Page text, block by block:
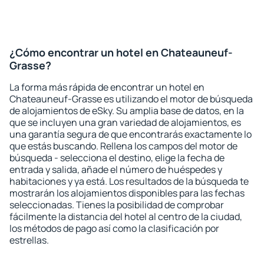
¿Cómo encontrar un hotel en Chateauneuf-
Grasse?
La forma más rápida de encontrar un hotel en
Chateauneuf-Grasse es utilizando el motor de búsqueda
de alojamientos de eSky. Su amplia base de datos, en la
que se incluyen una gran variedad de alojamientos, es
una garantía segura de que encontrarás exactamente lo
que estás buscando. Rellena los campos del motor de
búsqueda - selecciona el destino, elige la fecha de
entrada y salida, añade el número de huéspedes y
habitaciones y ya está. Los resultados de la búsqueda te
mostrarán los alojamientos disponibles para las fechas
seleccionadas. Tienes la posibilidad de comprobar
fácilmente la distancia del hotel al centro de la ciudad,
los métodos de pago así como la clasificación por
estrellas.